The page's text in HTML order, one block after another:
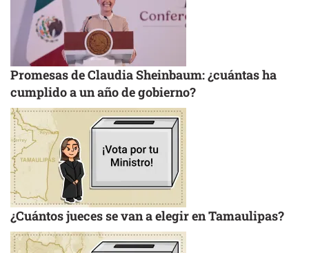
Promesas de Claudia Sheinbaum: ¿cuántas ha
cumplido a un año de gobierno?
¿Cuántos jueces se van a elegir en Tamaulipas?